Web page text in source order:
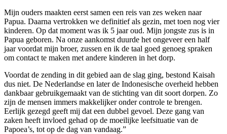
Mijn ouders maakten eerst samen een reis van zes weken naar
Papua. Daarna vertrokken we definitief als gezin, met toen nog vier
kinderen. Op dat moment was ik 5 jaar oud. Mijn jongste zus is in
Papua geboren. Na onze aankomst duurde het ongeveer een half
jaar voordat mijn broer, zussen en ik de taal goed genoeg spraken
om contact te maken met andere kinderen in het dorp.
Voordat de zending in dit gebied aan de slag ging, bestond Kaisah
dus niet. De Nederlandse en later de Indonesische overheid hebben
dankbaar gebruikgemaakt van de stichting van dit soort dorpen. Zo
zijn de mensen immers makkelijker onder controle te brengen.
Eerlijk gezegd geeft mij dat een dubbel gevoel. Deze gang van
zaken heeft invloed gehad op de moeilijke leefsituatie van de
Papoea’s, tot op de dag van vandaag.”